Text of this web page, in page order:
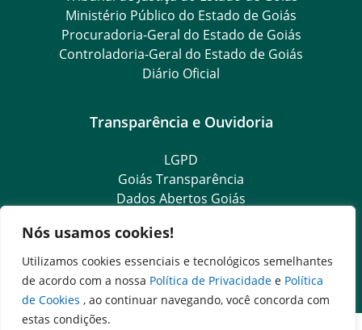
Nós usamos cookies!
Utilizamos cookies essenciais e tecnológicos semelhantes
de acordo com a nossa Política de Privacidade e Política
de Cookies , ao continuar navegando, você concorda com
estas condições.
Ministério Público do Estado de Goiás
Procuradoria-Geral do Estado de Goiás
Controladoria-Geral do Estado de Goiás
Diário Oficial
Transparência e Ouvidoria
LGPD
Goiás Transparência
Dados Abertos Goiás
e-SIC – Serviço Eletrônico de Informação ao Cidadão
Ouvidoria Setorial (Expresso)
Ouvidoria Setorial (Presencial)